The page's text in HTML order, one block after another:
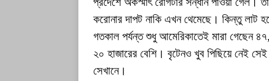
করোনার দাপট নাকি এখন থেমেছে। কিন্তু লাট
গতকাল পর্যন্ত শুধু আমেরিকাতেই মারা গেছেন
২০ হাজারের বেশি। বৃটেনও খুব পিছিয়ে নেই
সেখানে।